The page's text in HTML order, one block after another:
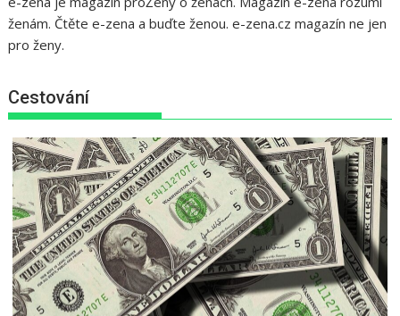
ženám. Čtěte e-zena a buďte ženou. e-zena.cz magazín ne jen
pro ženy.
Cestování